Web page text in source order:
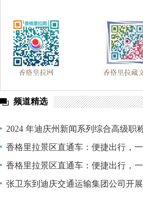
频道精选
2024 年迪庆州新闻系列综合高级职
单公示
香格里拉景区直通车：便捷出行，
香格里拉景区直通车：便捷出行，
张卫东到迪庆交通运输集团公司开